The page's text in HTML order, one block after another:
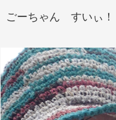
ごーちゃん すいぃ！